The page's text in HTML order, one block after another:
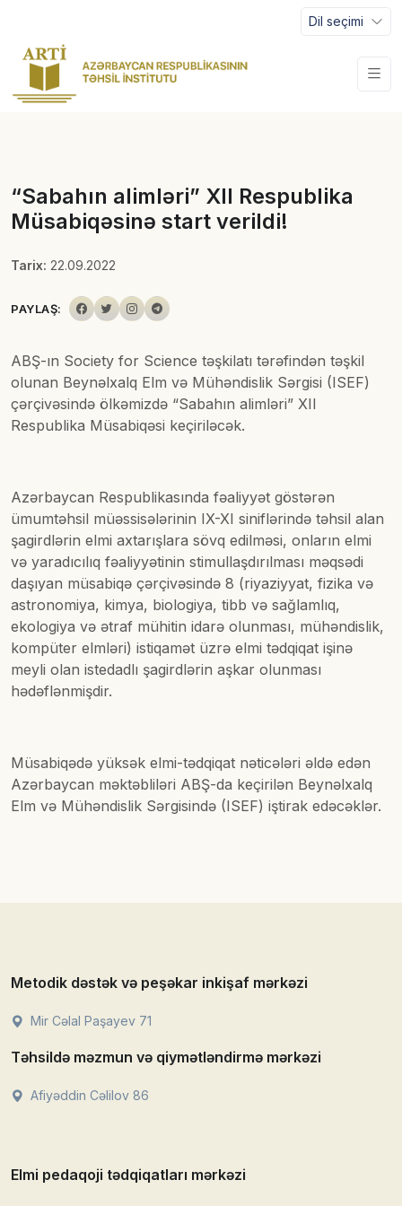
Dil seçimi
“Sabahın alimləri” XII Respublika
Müsabiqəsinə start verildi!
Tarix: 22.09.2022
PAYLAŞ:
ABŞ-ın Society for Science təşkilatı tərəfindən təşkil
olunan Beynəlxalq Elm və Mühəndislik Sərgisi (ISEF)
çərçivəsində ölkəmizdə “Sabahın alimləri” XII
Respublika Müsabiqəsi keçiriləcək.
Azərbaycan Respublikasında fəaliyyət göstərən
ümumtəhsil müəssisələrinin IX-XI siniflərində təhsil alan
şagirdlərin elmi axtarışlara sövq edilməsi, onların elmi
və yaradıcılıq fəaliyyətinin stimullaşdırılması məqsədi
daşıyan müsabiqə çərçivəsində 8 (riyaziyyat, fizika və
astronomiya, kimya, biologiya, tibb və sağlamlıq,
ekologiya və ətraf mühitin idarə olunması, mühəndislik,
kompüter elmləri) istiqamət üzrə elmi tədqiqat işinə
meyli olan istedadlı şagirdlərin aşkar olunması
hədəflənmişdir.
Müsabiqədə yüksək elmi-tədqiqat nəticələri əldə edən
Azərbaycan məktəbliləri ABŞ-da keçirilən Beynəlxalq
Elm və Mühəndislik Sərgisində (ISEF) iştirak edəcəklər.
Metodik dəstək və peşəkar inkişaf mərkəzi
Mir Cəlal Paşayev 71
Təhsildə məzmun və qiymətləndirmə mərkəzi
Afiyəddin Cəlilov 86
Elmi pedaqoji tədqiqatları mərkəzi